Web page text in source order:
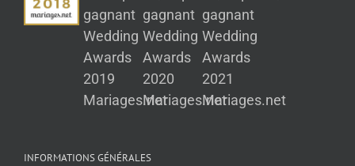
INFORMATIONS GÉNÉRALES